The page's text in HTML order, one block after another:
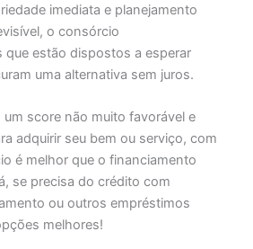
imediata e planejamento
o consórcio
que estão dispostos a esperar
uma alternativa sem juros.
score não muito favorável e
adquirir seu bem ou serviço, com
é melhor que o financiamento
se precisa do crédito com
ou outros empréstimos
melhores!